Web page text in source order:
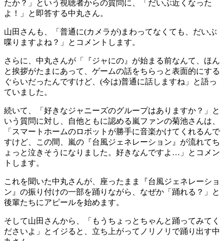
たか？」という視聴者からの質問に、「だいぶ近くなった
よ！」と即答する中丸さん。
山田さんも、「普通に(カメラが)まわってなくても、だいぶ
喋りますよね？」とコメントします。
さらに、中丸さんが「『ジャにの』が始まる前なんて、ほん
と挨拶がたまにあって、ゲームの話をちらっと表面的にする
ぐらいだったんですけど、(今は)普通に話しますね」と語っ
ていました。
続いて、「好きなジャニーズのグループはありますか？」と
いう質問に対し、自他ともに認める嵐ファンの菊池さんは、
「スマートホームのロボットが勝手に音楽かけてくれるんで
すけど、この間、嵐の『台風ジェネレーション』が流れてち
ょっと泣きそうになりました。好きなんですよ…」とコメン
トします。
これを聞いた中丸さんが、座ったまま『台風ジェネレーショ
ン』の振り付けの一部を踊りながら、なぜか「踊れる？」と
後輩たちにアピールを始めます。
そして山田さんから、「もうちょっとちゃんと踊ってみてく
ださいよ」とイジると、立ち上がってノリノリで踊り出す中